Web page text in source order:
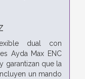
dual con
Ayda Max ENC
garantizan que la
un mando